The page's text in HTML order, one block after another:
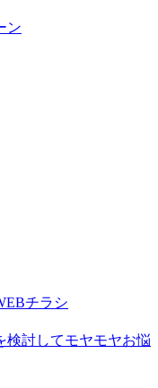
ン
チラシ
検討してモヤモヤお悩